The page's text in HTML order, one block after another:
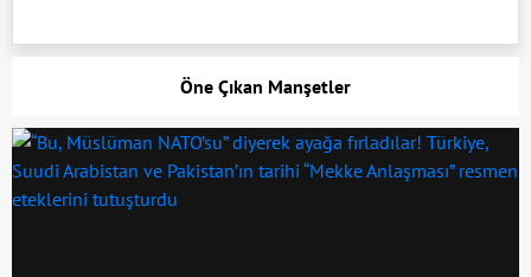
Öne Çıkan Manşetler